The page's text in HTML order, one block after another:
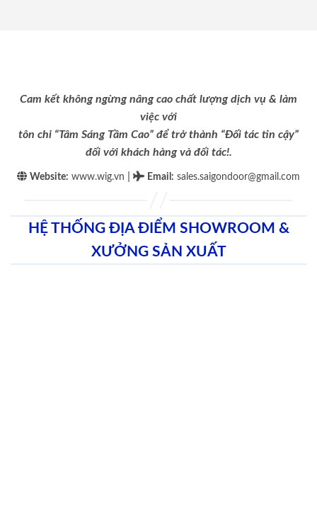
Cam kết không ngừng nâng cao chất lượng dịch vụ & làm
việc với
tôn chỉ “Tâm Sáng Tầm Cao” để trở thành “Đối tác tin cậy”
đối với khách hàng và đối tác!.
Website: www.wig.vn Email : sales.saigondoor@gmail.com
HỆ THỐNG ĐỊA ĐIỂM SHOWROOM &
XƯỞNG SẢN XUẤT